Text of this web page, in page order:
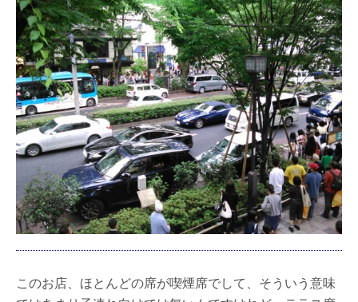
このお店、ほとんどの席が喫煙席でして、そういう意味